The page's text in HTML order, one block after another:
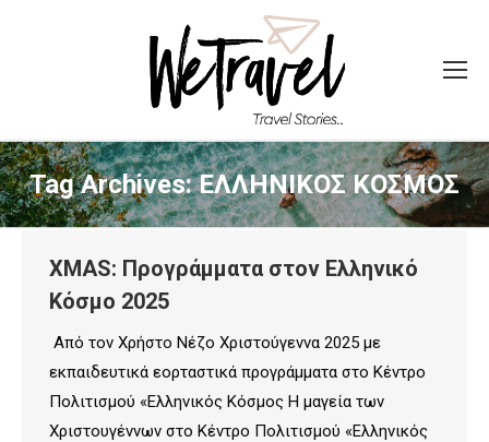
Tag Archives:ΕΛΛΗΝΙΚΟΣ ΚΟΣΜΟΣ
XMAS: Προγράμματα στον Ελληνικό
Κόσμο 2025
Από τον Χρήστο Νέζο Χριστούγεννα 2025 με
εκπαιδευτικά εορταστικά προγράμματα στο Κέντρο
Πολιτισμού «Ελληνικός Κόσμος Η μαγεία των
Χριστουγέννων στο Κέντρο Πολιτισμού «Ελληνικός